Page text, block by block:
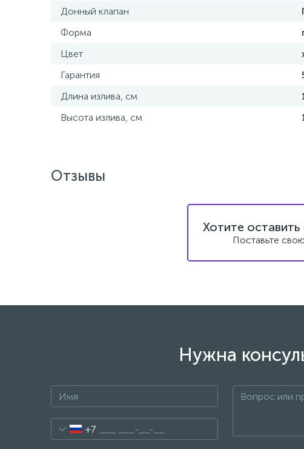
Донный клапан
Форма
Цвет
Гарантия
Длина излива, см
Высота излива, см
Отзывы
Хотите оставить
Поставьте
Нужна
+7